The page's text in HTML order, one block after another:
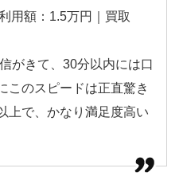
用額：1.5万円｜買取
がきて、30分以内には口
このスピードは正直驚き
上で、かなり満足度高い